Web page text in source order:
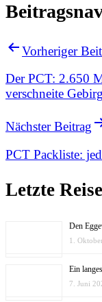
Vorheriger
Der PCT: 2.650
verschneite
Nächster Beitrag
PCT Packliste:
Letzte
Den
1.
Ein
7. Juni